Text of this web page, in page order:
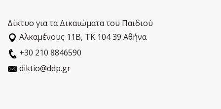
Δίκτυο για τα Δικαιώματα του Παιδιού
Αλκαµένους 11Β, ΤΚ 104 39 Αθήνα
+30 210 8846590
diktio@ddp.gr